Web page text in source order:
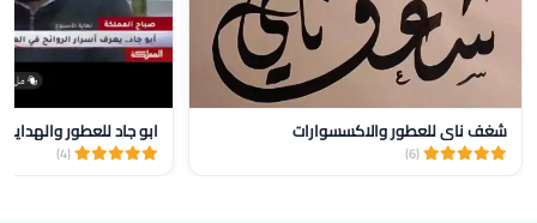
شغف ناي للعطور والاكسسوارات
(6)
ابو جاد للعطور والهدايا
(4)